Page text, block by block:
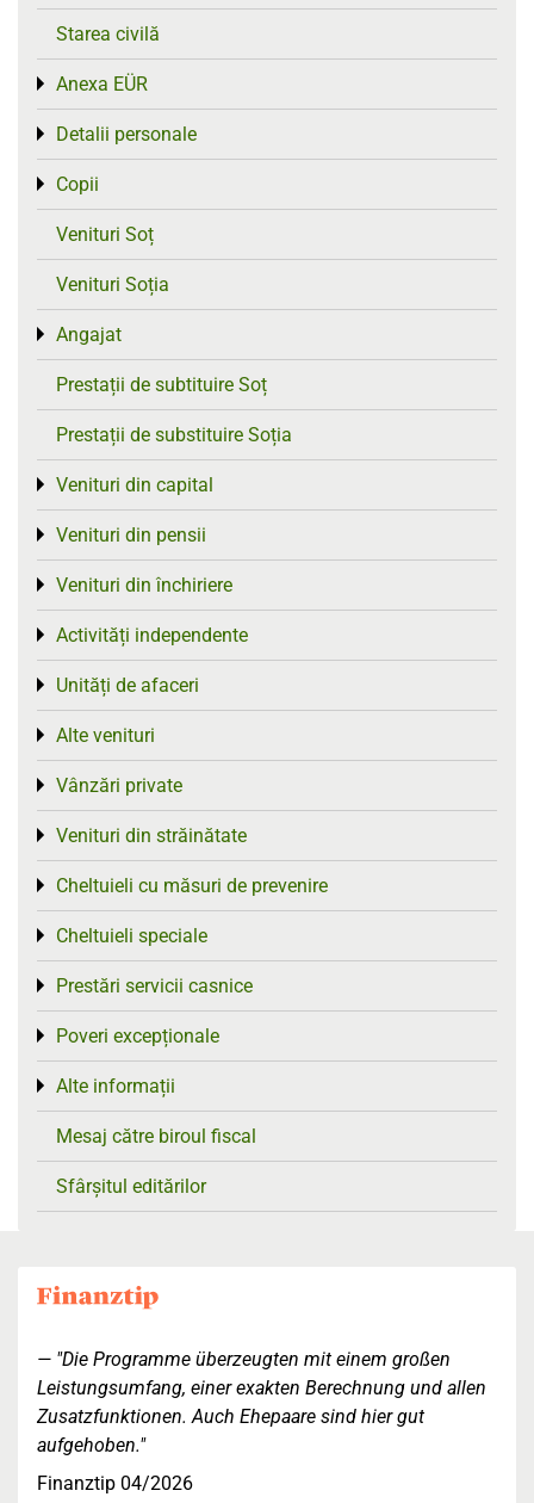
Starea civilă
Anexa EÜR
Toggle menu
Detalii personale
Toggle menu
Copii
Toggle menu
Venituri Soț
Venituri Soția
Angajat
Toggle menu
Prestații de subtituire Soț
Prestații de substituire Soția
Venituri din capital
Toggle menu
Venituri din pensii
Toggle menu
Venituri din închiriere
Toggle menu
Activități independente
Toggle menu
Unități de afaceri
Toggle menu
Alte venituri
Toggle menu
Vânzări private
Toggle menu
Venituri din străinătate
Toggle menu
Cheltuieli cu măsuri de prevenire
Toggle menu
Cheltuieli speciale
Toggle menu
Prestări servicii casnice
Toggle menu
Poveri excepționale
Toggle menu
Alte informații
Toggle menu
Mesaj către biroul fiscal
Sfârșitul editărilor
"Die Programme überzeugten mit einem großen
Leistungsumfang, einer exakten Berechnung und allen
Zusatzfunktionen. Auch Ehepaare sind hier gut
aufgehoben."
Finanztip 04/2026